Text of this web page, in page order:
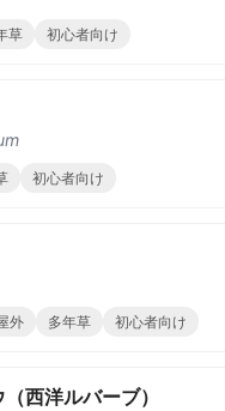
草 初心者向け
初心者向け
外 多年草 初心者向け
西洋ルバーブ）